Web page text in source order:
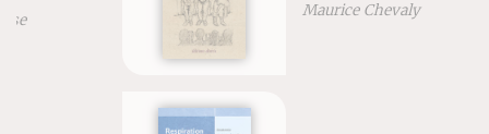
Maurice Chevaly